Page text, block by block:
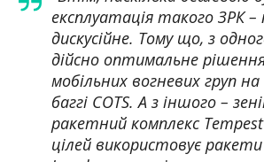
експлуатація такого ЗРК
дискусійне. Тому що, з
дійсно оптимальне
мобільних вогневих груп на
баггі COTS. А з іншого –
ракетний комплекс
цілей використовує